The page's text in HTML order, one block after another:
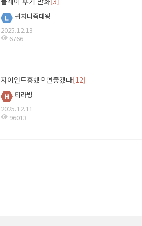
귀차니즘대왕
2025.12.13
6766
자이언트흥했으면좋겠다[12]
티라빙
2025.12.11
96013